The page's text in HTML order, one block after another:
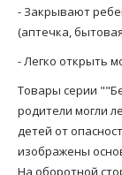
- Закрывают
(аптечка,
- Легко открыть
Товары серии
родители могли
детей от
изображены
На оборотной